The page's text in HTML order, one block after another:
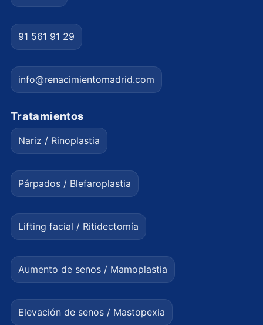
91 561 91 29
info@renacimientomadrid.com
Tratamientos
Nariz / Rinoplastia
Párpados / Blefaroplastia
Lifting facial / Ritidectomía
Aumento de senos / Mamoplastia
Elevación de senos / Mastopexia